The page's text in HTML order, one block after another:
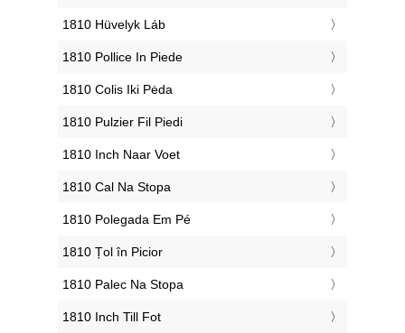
‎1810 Hüvelyk Láb
‎1810 Pollice In Piede
‎1810 Colis Iki Pėda
‎1810 Pulzier Fil Piedi
‎1810 Inch Naar Voet
‎1810 Cal Na Stopa
‎1810 Polegada Em Pé
‎1810 Țol în Picior
‎1810 Palec Na Stopa
‎1810 Inch Till Fot